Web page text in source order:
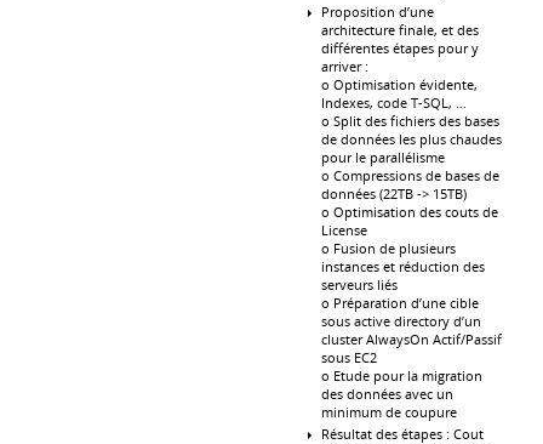
Proposition d’une
architecture finale, et des
différentes étapes pour y
arriver :
o Optimisation évidente,
Indexes, code T-SQL, …
o Split des fichiers des bases
de données les plus chaudes
pour le parallélisme
o Compressions de bases de
données (22TB -> 15TB)
o Optimisation des couts de
License
o Fusion de plusieurs
instances et réduction des
serveurs liés
o Préparation d’une cible
sous active directory d’un
cluster AlwaysOn Actif/Passif
sous EC2
o Etude pour la migration
des données avec un
minimum de coupure
Résultat des étapes : Cout